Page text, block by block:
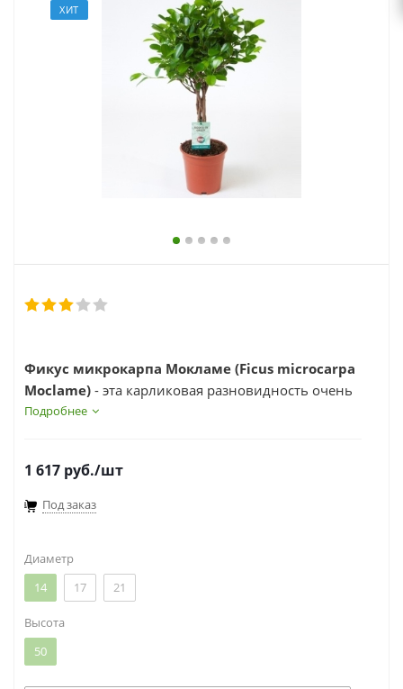
zakaz@topcvetok.ru
ХИТ
Фикус микрокарпа Мокламе (Ficus microcarpa
Moclame) - эта карликовая разновидность очень
популярна для декора помещений, а также
Подробнее
1 617 руб./шт
Под заказ
Диаметр
14
17 21
Высота
50